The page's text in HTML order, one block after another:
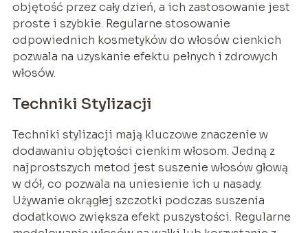
objętość przez cały dzień, a ich zastosowanie jest
proste i szybkie. Regularne stosowanie
odpowiednich kosmetyków do włosów cienkich
pozwala na uzyskanie efektu pełnych i zdrowych
włosów.
Techniki Stylizacji
Techniki stylizacji mają kluczowe znaczenie w
dodawaniu objętości cienkim włosom. Jedną z
najprostszych metod jest suszenie włosów głową
w dół, co pozwala na uniesienie ich u nasady.
Używanie okrągłej szczotki podczas suszenia
dodatkowo zwiększa efekt puszystości. Regularne